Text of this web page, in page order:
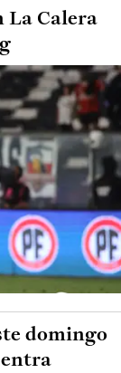
La Calera
domingo